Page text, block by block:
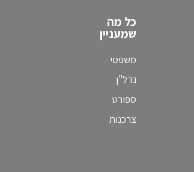
כל מה
שמעניין
משפטי
נדל"ן
ספורט
צרכנות